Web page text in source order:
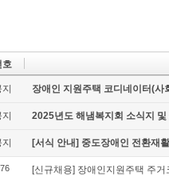
호
장애인 지원주택 코디네이터(사
2025년도 해냄복지회 소식지
[서식 안내] 중도장애인 전환재
[신규채용] 장애인지원주택 주거